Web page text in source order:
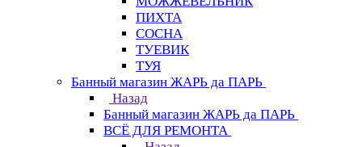
ПИХТА
СОСНА
ТУЕВИК
ТУЯ
Банный магазин ЖАРЬ да ПАРЬ
Назад
Банный магазин ЖАРЬ да ПАРЬ
ВСЁ ДЛЯ РЕМОНТА